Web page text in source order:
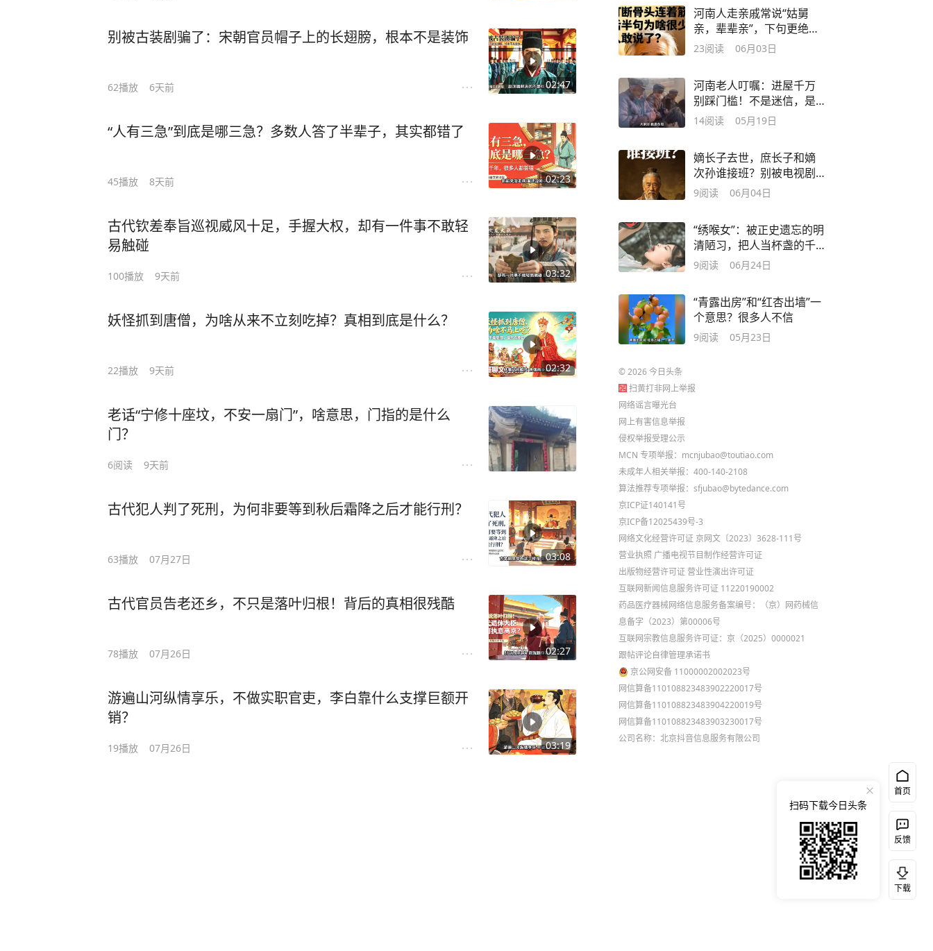
02:47
别被古装剧骗了：宋朝官员帽子上的长翅膀，根本不是装饰
62播放 6天前
02:23
“人有三急”到底是哪三急？多数人答了半辈子，其实都错了
45播放 8天前
03:32
古代钦差奉旨巡视威风十足，手握大权，却有一件事不敢轻
易触碰
100播放 9天前
02:32
妖怪抓到唐僧，为啥从来不立刻吃掉？真相到底是什么？
22播放 9天前
老话“宁修十座坟，不安一扇门”，啥意思，门指的是什么
门？
6阅读 9天前
03:08
古代犯人判了死刑，为何非要等到秋后霜降之后才能行刑？
63播放 07月27日
02:27
古代官员告老还乡，不只是落叶归根！背后的真相很残酷
78播放 07月26日
03:19
游遍山河纵情享乐，不做实职官吏，李白靠什么支撑巨额开
销？
19播放 07月26日
河南人走亲戚常说“姑舅
亲，辈辈亲”，下句更绝，
藏多少人情世故
23阅读 06月03日
河南老人叮嘱：进屋千万
别踩门槛！不是迷信，是
咱老祖宗的...
14阅读 05月19日
嫡长子去世，庶长子和嫡
次孙谁接班？别被电视剧
骗了，规矩很残酷
9阅读 06月04日
“绣喉女”：被正史遗忘的明
清陋习，把人当杯盏的千
年冰窖
9阅读 06月24日
“青露出房”和“红杏出墙”一
个意思？很多人不信
9阅读 05月23日
©2026今日头条
扫黄打非网上举报
网络谣言曝光台
网上有害信息举报
侵权举报受理公示
MCN 专项举报：mcnjubao@toutiao.com
未成年人相关举报：400-140-2108
算法推荐专项举报：sfjubao@bytedance.com
京ICP证140141号
京ICP备12025439号-3
网络文化经营许可证 京网文〔2023〕3628-111号
营业执照 广播电视节目制作经营许可证
出版物经营许可证 营业性演出许可证
互联网新闻信息服务许可证 11220190002
药品医疗器械网络信息服务备案编号：（京）网药械信
息备字（2023）第00006号
互联网宗教信息服务许可证：京（2025）0000021
跟帖评论自律管理承诺书
京公网安备 11000002002023号
网信算备110108823483902220017号
网信算备110108823483904220019号
网信算备110108823483903230017号
公司名称：北京抖音信息服务有限公司
首页
反馈
下载
扫码下载今日头条